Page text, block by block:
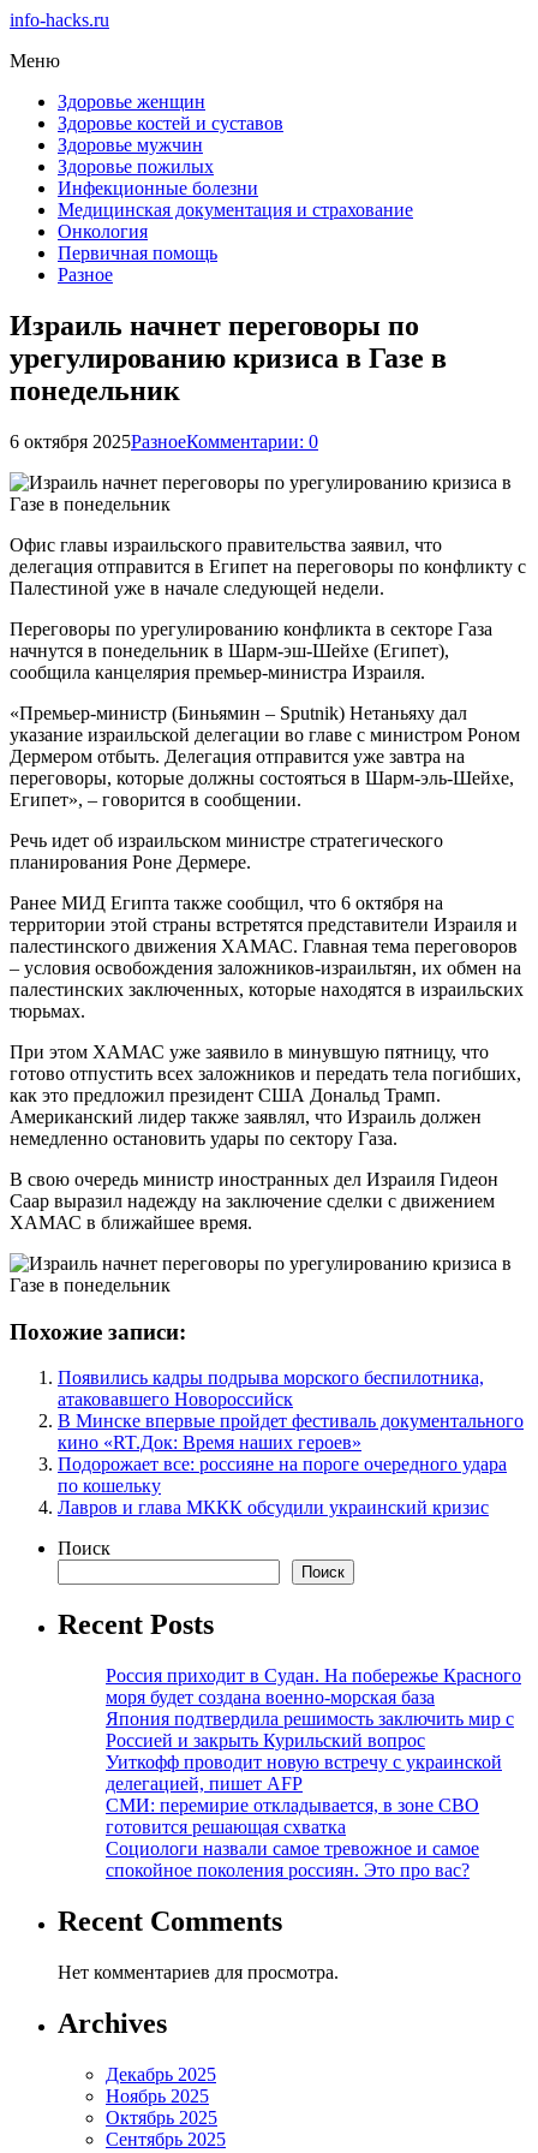
info-hacks.ru
Меню
Здоровье женщин
Здоровье костей и суставов
Здоровье мужчин
Здоровье пожилых
Инфекционные болезни
Медицинская документация и страхование
Онкология
Первичная помощь
Разное
Израиль начнет переговоры по
урегулированию кризиса в Газе в
понедельник
6 октября 2025РазноеКомментарии: 0
Офис главы израильского правительства заявил, что
делегация отправится в Египет на переговоры по конфликту с
Палестиной уже в начале следующей недели.
Переговоры по урегулированию конфликта в секторе Газа
начнутся в понедельник в Шарм-эш-Шейхе (Египет),
сообщила канцелярия премьер-министра Израиля.
«Премьер-министр (Биньямин – Sputnik) Нетаньяху дал
указание израильской делегации во главе с министром Роном
Дермером отбыть. Делегация отправится уже завтра на
переговоры, которые должны состояться в Шарм-эль-Шейхе,
Египет», – говорится в сообщении.
Речь идет об израильском министре стратегического
планирования Роне Дермере.
Ранее МИД Египта также сообщил, что 6 октября на
территории этой страны встретятся представители Израиля и
палестинского движения ХАМАС. Главная тема переговоров
– условия освобождения заложников-израильтян, их обмен на
палестинских заключенных, которые находятся в израильских
тюрьмах.
При этом ХАМАС уже заявило в минувшую пятницу, что
готово отпустить всех заложников и передать тела погибших,
как это предложил президент США Дональд Трамп.
Американский лидер также заявлял, что Израиль должен
немедленно остановить удары по сектору Газа.
В свою очередь министр иностранных дел Израиля Гидеон
Саар выразил надежду на заключение сделки с движением
ХАМАС в ближайшее время.
Похожие записи:
Появились кадры подрыва морского беспилотника,
атаковавшего Новороссийск
В Минске впервые пройдет фестиваль документального
кино «RT.Док: Время наших героев»
Подорожает все: россияне на пороге очередного удара
по кошельку
Лавров и глава МККК обсудили украинский кризис
Поиск
Поиск
Recent Posts
Россия приходит в Судан. На побережье Красного
моря будет создана военно-морская база
Япония подтвердила решимость заключить мир с
Россией и закрыть Курильский вопрос
Уиткофф проводит новую встречу с украинской
делегацией, пишет AFP
СМИ: перемирие откладывается, в зоне СВО
готовится решающая схватка
Социологи назвали самое тревожное и самое
спокойное поколения россиян. Это про вас?
Recent Comments
Нет комментариев для просмотра.
Archives
Декабрь 2025
Ноябрь 2025
Октябрь 2025
Сентябрь 2025